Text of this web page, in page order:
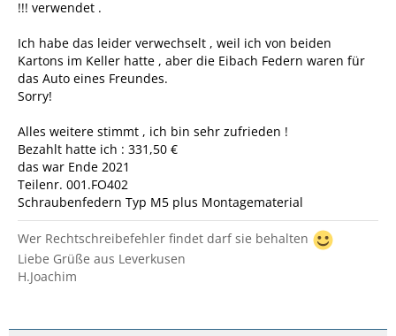
!!! verwendet .
Ich habe das leider verwechselt , weil ich von beiden
Kartons im Keller hatte , aber die Eibach Federn waren für
das Auto eines Freundes.
Sorry!
Alles weitere stimmt , ich bin sehr zufrieden !
Bezahlt hatte ich : 331,50 €
das war Ende 2021
Teilenr. 001.FO402
Schraubenfedern Typ M5 plus Montagematerial
Wer Rechtschreibefehler findet darf sie behalten
Liebe Grüße aus Leverkusen
H.Joachim